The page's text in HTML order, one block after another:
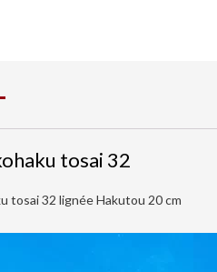
tosai 32
tosai 32 lignée Hakutou 20 cm